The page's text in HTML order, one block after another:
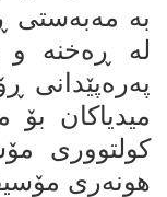
بە مەبەستی
لە ڕەخنە و
پەرەپێدانی
میدیاکان بۆ
کولتووری
هونەری